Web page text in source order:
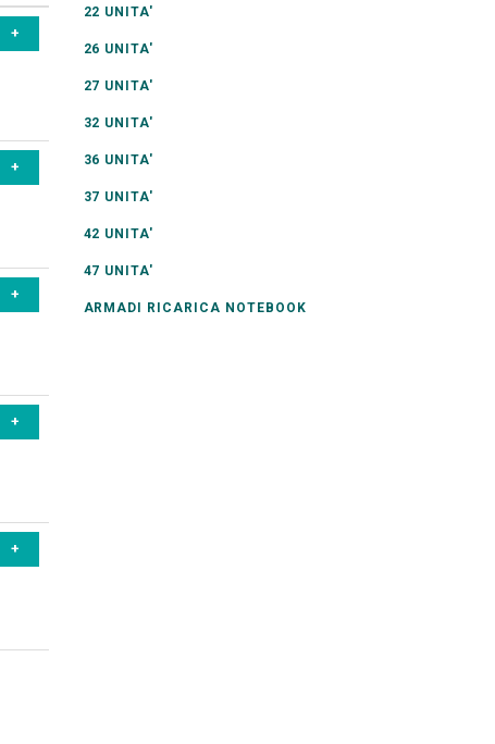
22 UNITA'
26 UNITA'
27 UNITA'
32 UNITA'
36 UNITA'
37 UNITA'
42 UNITA'
47 UNITA'
ARMADI RICARICA NOTEBOOK